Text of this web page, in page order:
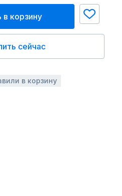
корзину
сейчас
в корзину